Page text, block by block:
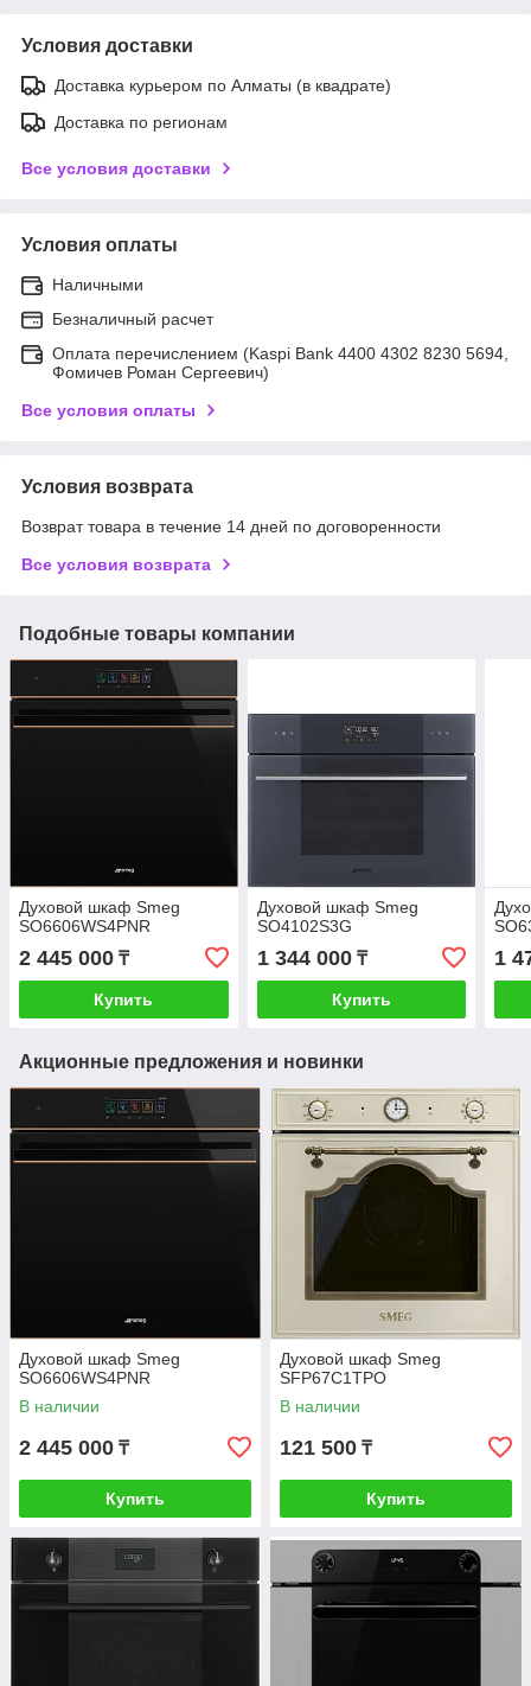
Условия доставки
Доставка курьером по Алматы (в квадрате)
Доставка по регионам
Все условия доставки
Условия оплаты
Наличными
Безналичный расчет
Оплата перечислением (Kaspi Bank 4400 4302 8230 5694,
Фомичев Роман Сергеевич)
Все условия оплаты
Условия возврата
Возврат товара в течение 14 дней по договоренности
Все условия возврата
Подобные товары компании
Духовой шкаф Smeg
SO6606WS4PNR
2 445 000 ₸
Купить
Духовой шкаф Smeg
SO4102S3G
1 344 000₸
Купить
1
Акционные предложения и новинки
Духовой шкаф Smeg
SO6606WS4PNR
В наличии
2 445 000 ₸
Купить
Духовой шкаф Smeg
SFP67C1TPO
В наличии
121 500 ₸
Купить